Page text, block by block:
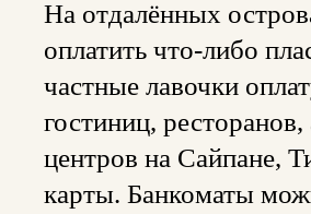
На отдалённых
оплатить что-либо
частные лавочки
гостиниц,
центров на Сайпане,
карты. Банкоматы